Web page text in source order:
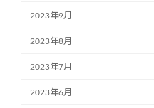
2023年9月
2023年8月
2023年7月
2023年6月